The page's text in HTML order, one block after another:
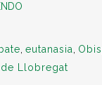
eutanasia
Llobregat